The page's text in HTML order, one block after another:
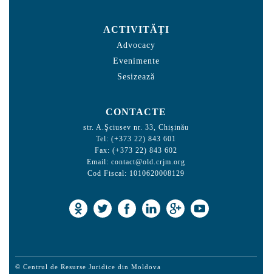
ACTIVITĂȚI
Advocacy
Evenimente
Sesizează
CONTACTE
str. A.Şciusev nr. 33, Chișinău
Tel: (+373 22) 843 601
Fax: (+373 22) 843 602
Email: contact@old.crjm.org
Cod Fiscal: 1010620008129
© Centrul de Resurse Juridice din Moldova